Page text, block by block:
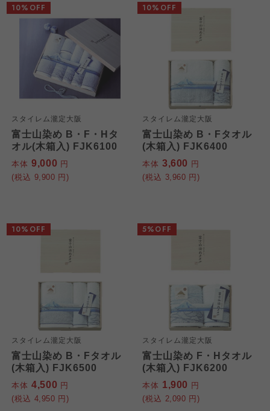
スタイレム瀧定大阪
富士山染め B・F・Hタ
オル(木箱入) FJK6100
本体 9,000 円
(税込 9,900 円)
10%OFF
スタイレム瀧定大阪
富士山染め B・Fタオル
(木箱入) FJK6400
本体 3,600 円
(税込 3,960 円)
10%OFF
スタイレム瀧定大阪
富士山染め B・Fタオル
(木箱入) FJK6500
本体 4,500 円
(税込 4,950 円)
10%OFF
スタイレム瀧定大阪
富士山染め F・Hタオル
(木箱入) FJK6200
本体 1,900 円
(税込 2,090 円)
5%OFF